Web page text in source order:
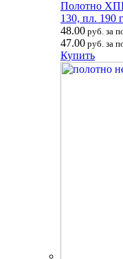
Полотно
130, пл. 190
48.00 руб. за
47.00 руб. за
Купить